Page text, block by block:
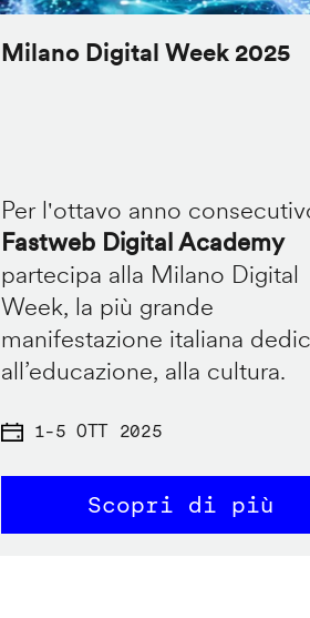
Milano Digital Week 2025
Per l'ottavo anno
Fastweb Digital Academy
partecipa alla Milano Digital
Week, la più grande
manifestazione italiana
all’educazione, alla cultura.
1-5 OTT 2025
Scopri di più